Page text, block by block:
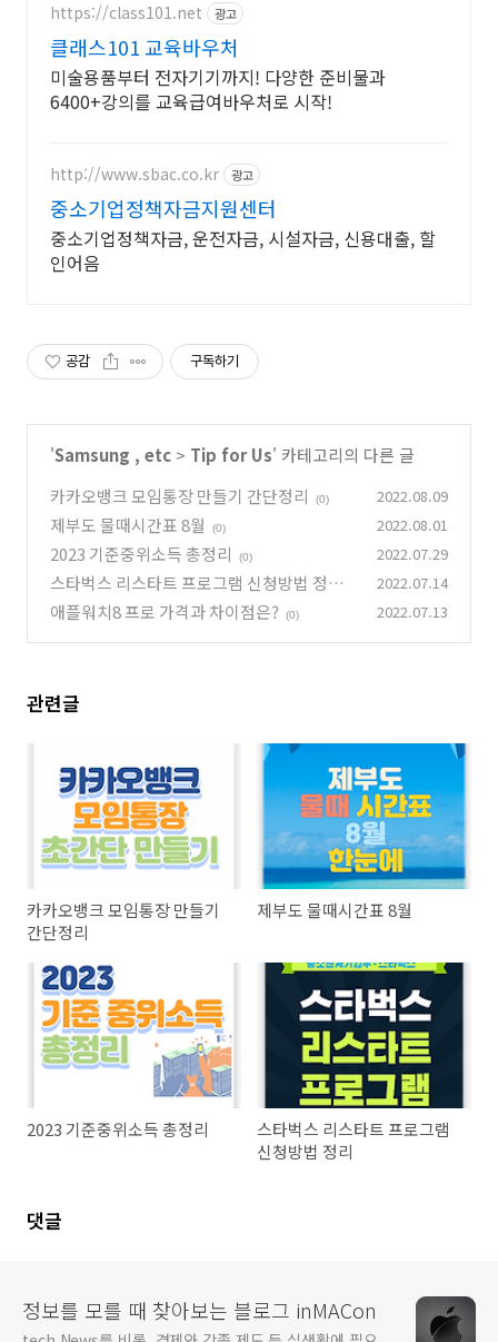
https://class101.net 광고
클래스101 교육바우처
미술용품부터 전자기기까지! 다양한 준비물과
6400+강의를 교육급여바우처로 시작!
http://www.sbac.co.kr 광고
중소기업정책자금지원센터
중소기업정책자금, 운전자금, 시설자금, 신용대출, 할
인어음
공감 구독하기
'Samsung , etc > Tip for Us' 카테고리의 다른 글
카카오뱅크 모임통장 만들기 간단정리
(0) 2022.08.09
제부도 물때시간표 8월 (0) 2022.08.01
2023 기준중위소득 총정리 (0) 2022.07.29
스타벅스 리스타트 프로그램 신청방법 정리
(0)
2022.07.14
애플워치8 프로 가격과 차이점은? (0) 2022.07.13
관련글
카카오뱅크 모임통장 만들기
간단정리
제부도 물때시간표 8월
2023 기준중위소득 총정리
스타벅스 리스타트 프로그램
신청방법 정리
댓글
정보를 모를 때 찾아보는 블로그 inMACon